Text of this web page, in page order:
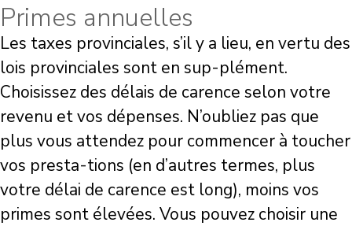
Primes annuelles
Les taxes provinciales, s’il y a lieu, en vertu des
lois provinciales sont en sup-plément.
Choisissez des délais de carence selon votre
revenu et vos dépenses. N’oubliez pas que
plus vous attendez pour commencer à toucher
vos presta-tions (en d’autres termes, plus
votre délai de carence est long), moins vos
primes sont élevées. Vous pouvez choisir une